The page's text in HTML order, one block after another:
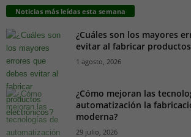
Noticias más leídas esta semana
¿Cuáles son los mayores
evitar al fabricar
1 agosto, 2026
¿Cómo mejoran las
automatización la
moderna?
29 julio, 2026